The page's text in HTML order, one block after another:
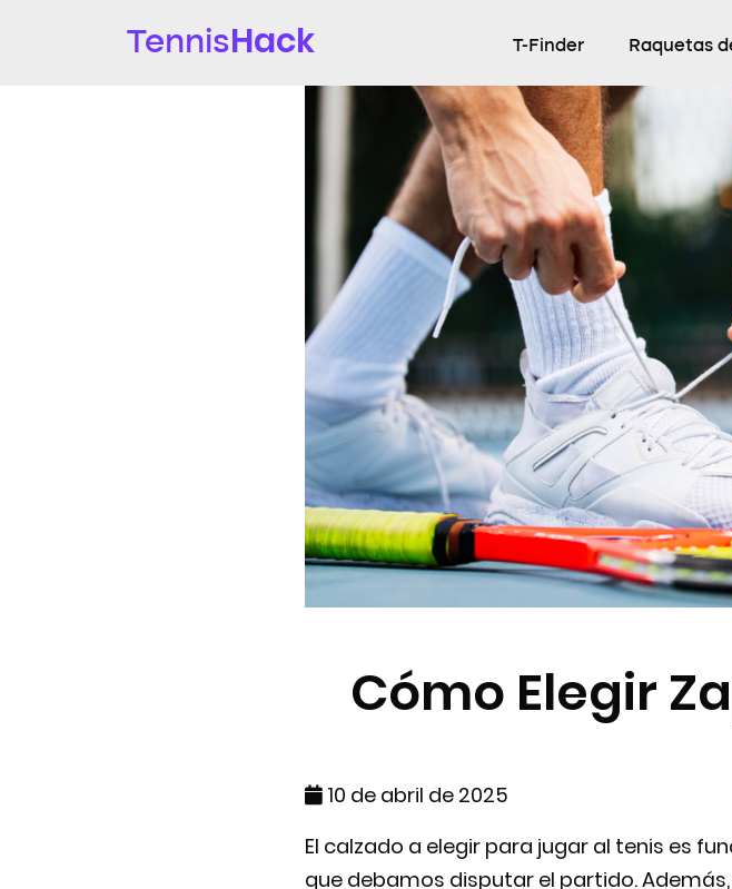
TennisHack T-Finder Raquetas
Cómo Elegir
10 de abril de 2025
El calzado a elegir para jugar al tenis es
que debamos disputar el partido.